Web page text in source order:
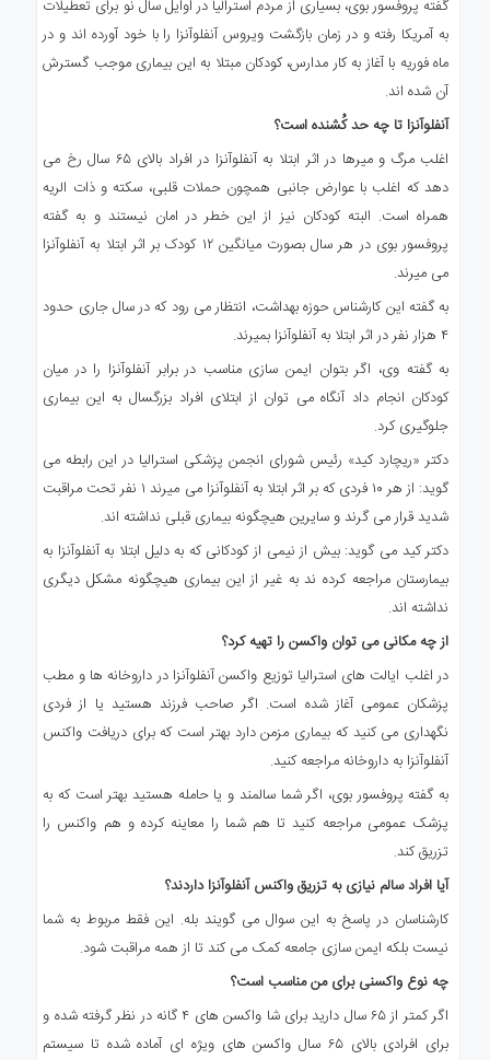
گفته پروفسور بوی، بسیاری از مردم استرالیا در اوایل سال نو برای تعطیلات
به آمریکا رفته و در زمان بازگشت ویروس آنفلوآنزا را با خود آورده اند و در
ماه فوریه با آغاز به کار مدارس، کودکان مبتلا به این بیماری موجب گسترش
آن شده اند.
آنفلوآنزا تا چه حد کُشنده است؟
اغلب مرگ و میرها در اثر ابتلا به آنفلوآنزا در افراد بالای ۶۵ سال رخ می
دهد که اغلب با عوارض جانبی همچون حملات قلبی، سکته و ذات الریه
همراه است. البته کودکان نیز از این خطر در امان نیستند و به گفته
پروفسور بوی در هر سال بصورت میانگین ۱۲ کودک بر اثر ابتلا به آنفلوآنزا
می میرند.
به گفته این کارشناس حوزه بهداشت، انتظار می رود که در سال جاری حدود
۴ هزار نفر در اثر ابتلا به آنفلوآنزا بمیرند.
به گفته وی، اگر بتوان ایمن سازی مناسب در برابر آنفلوآنزا را در میان
کودکان انجام داد آنگاه می توان از ابتلای افراد بزرگسال به این بیماری
جلوگیری کرد.
دکتر «ریچارد کید» رئیس شورای انجمن پزشکی استرالیا در این رابطه می
گوید: از هر ۱۰ فردی که بر اثر ابتلا به آنفلوآنزا می میرند ۱ نفر تحت مراقبت
شدید قرار می گرند و سایرین هیچگونه بیماری قبلی نداشته اند.
دکتر کید می گوید: بیش از نیمی از کودکانی که به دلیل ابتلا به آنفلوآنزا به
بیمارستان مراجعه کرده ند به غیر از این بیماری هیچگونه مشکل دیگری
نداشته اند.
از چه مکانی می توان واکسن را تهیه کرد؟
در اغلب ایالت های استرالیا توزیع واکسن آنفلوآنزا در داروخانه ها و مطب
پزشکان عمومی آغاز شده است. اگر صاحب فرزند هستید یا از فردی
نگهداری می کنید که بیماری مزمن دارد بهتر است که برای دریافت واکنس
آنفلوآنزا به داروخانه مراجعه کنید.
به گفته پروفسور بوی، اگر شما سالمند و یا حامله هستید بهتر است که به
پزشک عمومی مراجعه کنید تا هم شما را معاینه کرده و هم واکنس را
تزریق کند.
آیا افراد سالم نیازی به تزریق واکنس آنفلوآنزا داردند؟
کارشناسان در پاسخ به این سوال می گویند بله. این فقط مربوط به شما
نیست بلکه ایمن سازی جامعه کمک می کند تا از همه مراقبت شود.
چه نوع واکسنی برای من مناسب است؟
اگر کمتر از ۶۵ سال دارید برای شا واکسن های ۴ گانه در نظر گرفته شده و
برای افرادی بالای ۶۵ سال واکسن های ویژه ای آماده شده تا سیستم